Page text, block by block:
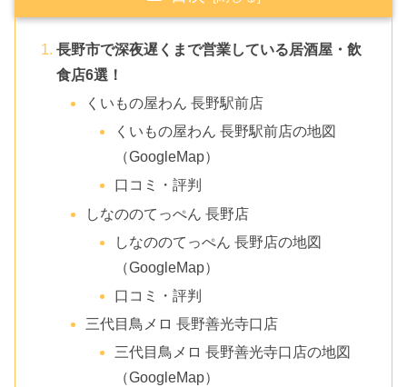
長野市で深夜遅くまで営業している居酒屋・飲
食店6選！
くいもの屋わん 長野駅前店
くいもの屋わん 長野駅前店の地図
（GoogleMap）
口コミ・評判
しなののてっぺん 長野店
しなののてっぺん 長野店の地図
（GoogleMap）
口コミ・評判
三代目鳥メロ 長野善光寺口店
三代目鳥メロ 長野善光寺口店の地図
（GoogleMap）